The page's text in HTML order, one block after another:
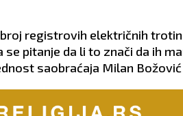
registrovih električnih
se pitanje da li to znači da ih
saobraćaja Milan